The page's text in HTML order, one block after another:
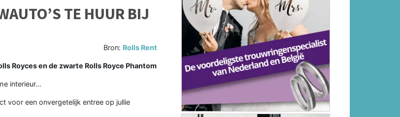
TE HUUR BIJ
Bron: Rolls Rent
Royces en de zwarte Rolls Royce Phantom
interieur…
voor een onvergetelijk entree op jullie